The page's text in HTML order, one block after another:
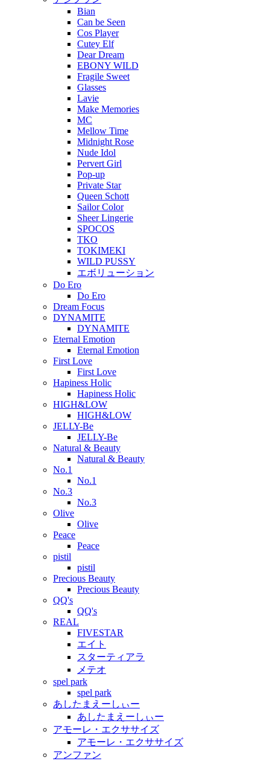
Bian
Can be Seen
Cos Player
Cutey Elf
Dear Dream
EBONY WILD
Fragile Sweet
Glasses
Lavie
Make Memories
MC
Mellow Time
Midnight Rose
Nude Idol
Pervert Girl
Pop-up
Private Star
Queen Schott
Sailor Color
Sheer Lingerie
SPOCOS
TKO
TOKIMEKI
WILD PUSSY
エボリューション
Do Ero
Do Ero
Dream Focus
DYNAMITE
DYNAMITE
Eternal Emotion
Eternal Emotion
First Love
First Love
Hapiness Holic
Hapiness Holic
HIGH&LOW
HIGH&LOW
JELLY-Be
JELLY-Be
Natural & Beauty
Natural & Beauty
No.1
No.1
No.3
No.3
Olive
Olive
Peace
Peace
pistil
pistil
Precious Beauty
Precious Beauty
QQ's
QQ's
REAL
FIVESTAR
エイト
スターティアラ
メテオ
spel park
spel park
あしたまえーしぃー
あしたまえーしぃー
アモーレ・エクササイズ
アモーレ・エクササイズ
アンファン